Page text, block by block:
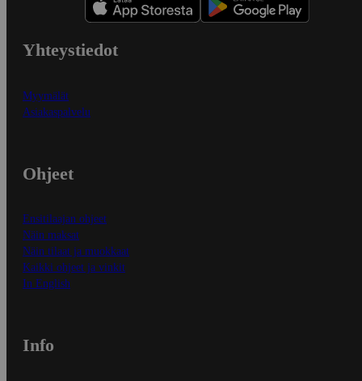
Yhteystiedot
Myymälät
Asiakaspalvelu
Ohjeet
Ensitilaajan ohjeet
Näin maksat
Näin tilaat ja muokkaat
Kaikki ohjeet ja vinkit
In English
Info